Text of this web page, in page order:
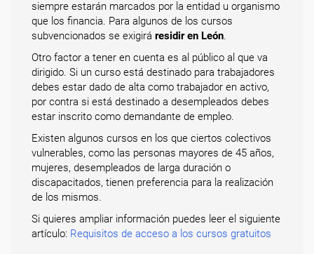
siempre estarán marcados por la entidad u organismo
que los financia. Para algunos de los cursos
subvencionados se exigirá residir en León.
Otro factor a tener en cuenta es al público al que va
dirigido. Si un curso está destinado para trabajadores
debes estar dado de alta como trabajador en activo,
por contra si está destinado a desempleados debes
estar inscrito como demandante de empleo.
Existen algunos cursos en los que ciertos colectivos
vulnerables, como las personas mayores de 45 años,
mujeres, desempleados de larga duración o
discapacitados, tienen preferencia para la realización
de los mismos.
Si quieres ampliar información puedes leer el siguiente
artículo: Requisitos de acceso a los cursos gratuitos